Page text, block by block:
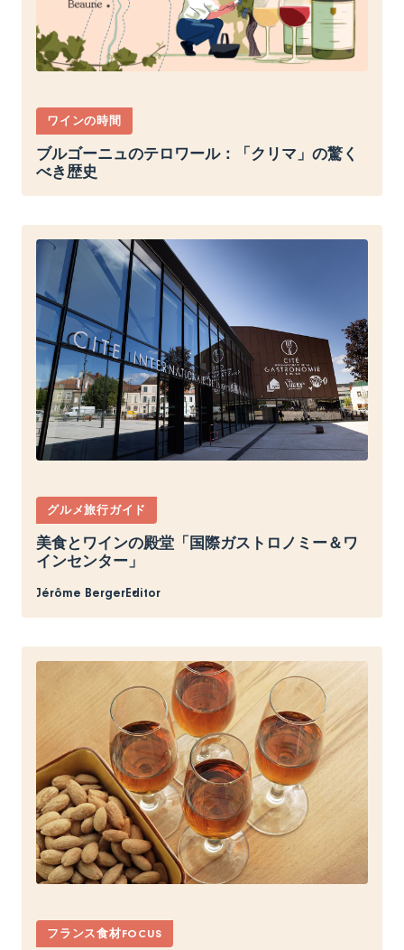
ワインの時間
ブルゴーニュのテロワール：「クリマ」の驚く
べき歴史
グルメ旅行ガイド
美食とワインの殿堂「国際ガストロノミー＆ワ
インセンター」
Jérôme BergerEditor
フランス食材FOCUS